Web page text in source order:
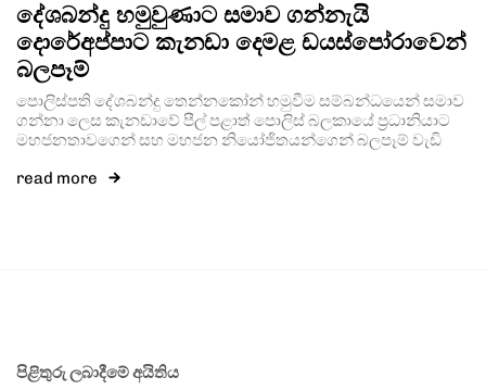
දේශබන්දු හමුවුණාට සමාව ගන්නැයි
දොරේඅප්පාට කැනඩා දෙමළ ඩයස්පෝරාවෙන්
බලපෑම්
පොලිස්පති දේශබන්දු තෙන්නකෝන් හමුවීම සම්බන්ධයෙන් සමාව
ගන්නා ලෙස කැනඩාවේ පීල් පළාත් පොලිස් බලකායේ ප්‍රධානියාට
මහජනතාවගෙන් සහ මහජන නියෝජිතයන්ගෙන් බලපෑම් වැඩි
read more
පිළිතුරු ලබාදීමේ අයිතිය